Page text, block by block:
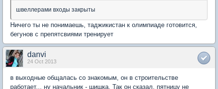
швеллерами входы закрыты
Ничего ты не понимаешь, таджикистан к олимпиаде готовится,
бегунов с препятсвиями тренирует
danvi
24 Oct 2013
в выходные общалась со знакомым, он в строительстве
работает... ну начальник - шишка. Так он сказал, пятницу не